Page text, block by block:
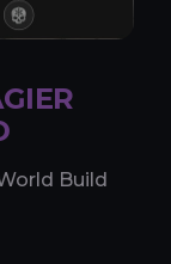
Build